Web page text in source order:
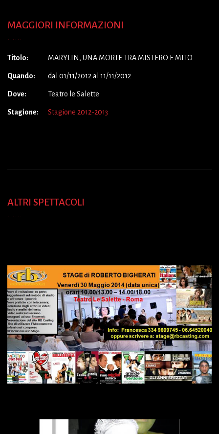
MAGGIORI INFORMAZIONI
Titolo: MARYLIN, UNA MORTE TRA MISTERO E MITO
Quando: dal 01/11/2012 al 11/11/2012
Dove: Teatro le Salette
Stagione: Stagione 2012-2013
ALTRI SPETTACOLI